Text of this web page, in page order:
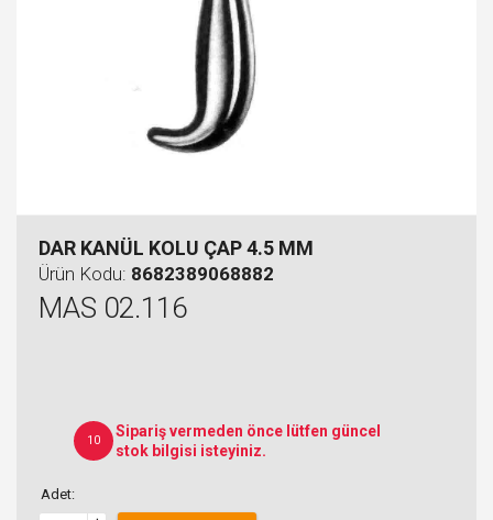
DAR KANÜL KOLU ÇAP 4.5 MM
Ürün Kodu: 8682389068882
MAS 02.116
10
Sipariş vermeden önce lütfen güncel
stok bilgisi isteyiniz.
Adet: